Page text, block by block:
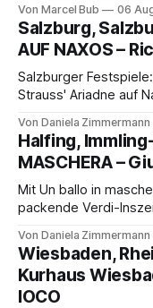
eine bildgewaltige
die komplexe Partitur
Franziskus.
Von Marcel Bub 06
Salzburg,
AUF NAXOS –
Salzburger
Strauss' Ariadne auf
Aufführung mit
Philharmonikern,
hinter den
Von Daniela Zimmermann
Halfing,
MASCHERA –
Mit Un ballo in
packende Verdi-
psychologische Tiefe
einem spielfreudigen
überzeugenden
Von Daniela Zimmermann
Wiesbaden,
Kurhaus
IOCO